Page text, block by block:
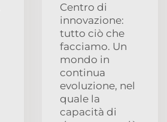
Centro di
innovazione:
tutto ciò che
facciamo. Un
mondo in
continua
evoluzione, nel
quale la
capacità di